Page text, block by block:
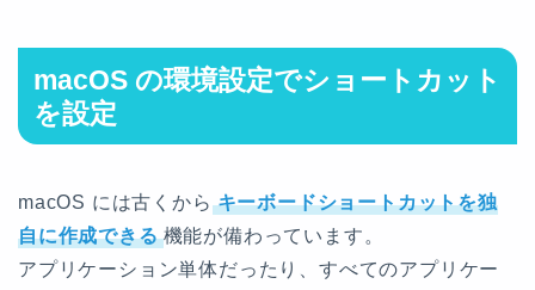
macOS の環境設定でショートカット
を設定
macOS には古くから キーボードショートカットを独
自に作成できる 機能が備わっています。
アプリケーション単体だったり、すべてのアプリケー